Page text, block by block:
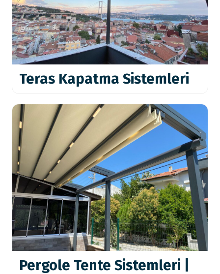
Teras Kapatma Sistemleri
Pergole Tente Sistemleri |